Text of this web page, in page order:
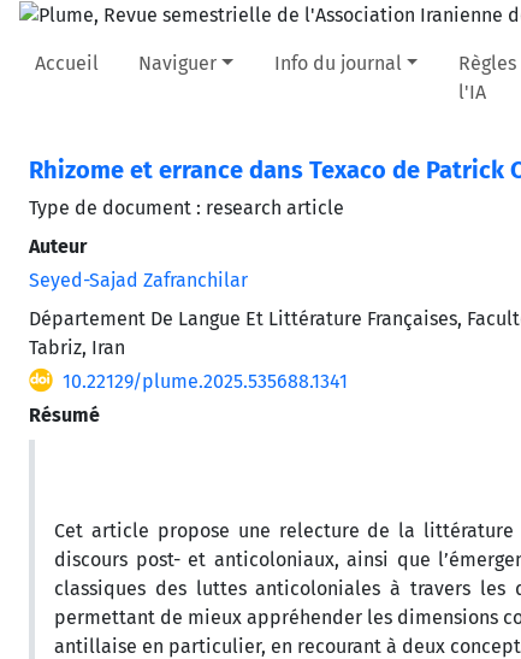
Accueil Naviguer Info du journal
l'IA
Rhizome et errance dans Texaco de Patrick
Type de document : research article
Auteur
Seyed-Sajad Zafranchilar
Département De Langue Et Littérature Françaises,
Tabriz, Iran
10.22129/plume.2025.535688.1341
Résumé
Cet article propose une relecture de la littérature
discours post- et anticoloniaux, ainsi que
classiques des luttes anticoloniales à travers
permettant de mieux appréhender les dimensions
antillaise en particulier, en recourant à deux